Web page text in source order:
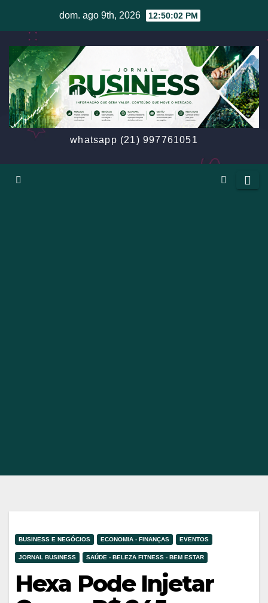
content
dom. ago 9th, 2026 12:50:04 PM
whatsapp (21) 997761051
BUSINESS E NEGÓCIOS ECONOMIA - FINANÇAS EVENTOS
JORNAL BUSINESS SAÚDE - BELEZA FITNESS - BEM ESTAR
Hexa Pode Injetar